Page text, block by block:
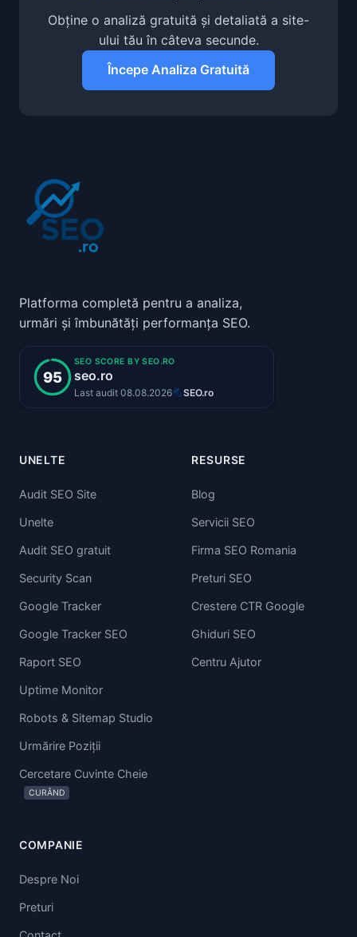
Obține o analiză gratuită și detaliată a site-
ului tău în câteva secunde.
Începe Analiza Gratuită
Platforma completă pentru a analiza,
urmări și îmbunătăți performanța SEO.
UNELTE
Audit SEO Site
Unelte
Audit SEO gratuit
Security Scan
Google Tracker
Google Tracker SEO
Raport SEO
Uptime Monitor
Robots & Sitemap Studio
Urmărire Poziții
Cercetare Cuvinte Cheie
CURÂND
RESURSE
Blog
Servicii SEO
Firma SEO Romania
Preturi SEO
Crestere CTR Google
Ghiduri SEO
Centru Ajutor
COMPANIE
Despre Noi
Preturi